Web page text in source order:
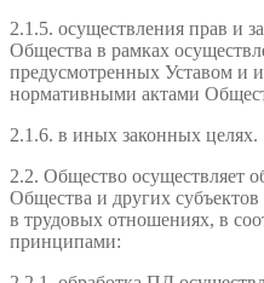
2.1.5. осуществления прав и
Общества в рамках
предусмотренных Уставом и
нормативными актами
2.1.6. в иных законных целях.
2.2. Общество осуществляет
Общества и других
в трудовых отношениях, в
принципами: